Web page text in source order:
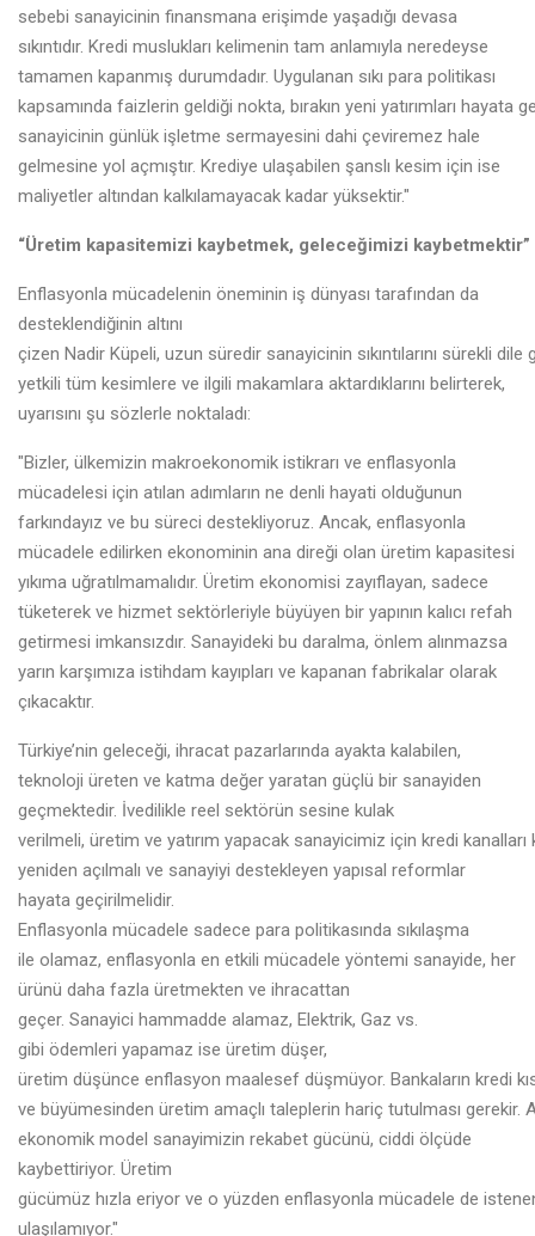
sebebi sanayicinin finansmana erişimde yaşadığı devasa
sıkıntıdır. Kredi muslukları kelimenin tam anlamıyla neredeyse
tamamen kapanmış durumdadır. Uygulanan sıkı para politikası
kapsamında faizlerin geldiği nokta, bırakın yeni yatırımları hayata
sanayicinin günlük işletme sermayesini dahi çeviremez hale
gelmesine yol açmıştır. Krediye ulaşabilen şanslı kesim için ise
maliyetler altından kalkılamayacak kadar yüksektir."
“Üretim kapasitemizi kaybetmek, geleceğimizi kaybetmektir”
Enflasyonla mücadelenin öneminin iş dünyası tarafından da
desteklendiğinin altını
çizen Nadir Küpeli, uzun süredir sanayicinin sıkıntılarını sürekli dile
yetkili tüm kesimlere ve ilgili makamlara aktardıklarını belirterek,
uyarısını şu sözlerle noktaladı:
"Bizler, ülkemizin makroekonomik istikrarı ve enflasyonla
mücadelesi için atılan adımların ne denli hayati olduğunun
farkındayız ve bu süreci destekliyoruz. Ancak, enflasyonla
mücadele edilirken ekonominin ana direği olan üretim kapasitesi
yıkıma uğratılmamalıdır. Üretim ekonomisi zayıflayan, sadece
tüketerek ve hizmet sektörleriyle büyüyen bir yapının kalıcı refah
getirmesi imkansızdır. Sanayideki bu daralma, önlem alınmazsa
yarın karşımıza istihdam kayıpları ve kapanan fabrikalar olarak
çıkacaktır.
Türkiye’nin geleceği, ihracat pazarlarında ayakta kalabilen,
teknoloji üreten ve katma değer yaratan güçlü bir sanayiden
geçmektedir. İvedilikle reel sektörün sesine kulak
verilmeli, üretim ve yatırım yapacak sanayicimiz için kredi
yeniden açılmalı ve sanayiyi destekleyen yapısal reformlar
hayata geçirilmelidir.
Enflasyonla mücadele sadece para politikasında sıkılaşma
ile olamaz, enflasyonla en etkili mücadele yöntemi sanayide, her
ürünü daha fazla üretmekten ve ihracattan
geçer. Sanayici hammadde alamaz, Elektrik, Gaz vs.
gibi ödemleri yapamaz ise üretim düşer,
üretim düşünce enflasyon maalesef düşmüyor. Bankaların kredi
ve büyümesinden üretim amaçlı taleplerin hariç tutulması gerekir.
ekonomik model sanayimizin rekabet gücünü, ciddi ölçüde
kaybettiriyor. Üretim
gücümüz hızla eriyor ve o yüzden enflasyonla mücadele de
ulaşılamıyor."